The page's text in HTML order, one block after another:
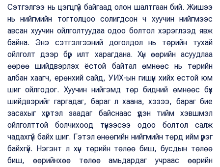
Сэтгэлгээ нь цэгцгүй байгаад олон шалтгаан бий. Жишээ
нь нийгмийн тогтолцоо солигдсон ч хуучин нийгмээс
авсан хуучин ойлголтуудаа одоо болтол хэрэглээд явж
байна. Энэ сэтгэлгээний доголдол нь төрийн тухай
ойлголт дээр бүр илт харагдана. Хүн өөрийн асуудлаа
өөрөө шийдвэрлэх ёстой байтал өмнөөс нь төрийн
албан хаагч, ерөнхий сайд, УИХ-ын гишүүн хийх ёстой юм
шиг ойлгодог. Хуучин нийгэмд төр бидний өмнөөс бүх
шийдвэрийг гаргадаг, бараг л хаана, хэзээ, бараг бие
засахыг хүртэл заадаг байснаас үүдэн тийм хэвшмэл
ойлголттой болчихоод түүнээсээ одоо болтол салж
чадахгүй байх шиг. Гэтэл өнөөгийн нийгмийн төрд ийм үүрэг
байхгүй. Нэгэнт л хүн төрийн төлөө биш, бусдын төлөө
биш, өөрийнхөө төлөө амьдардаг учраас өөрийн